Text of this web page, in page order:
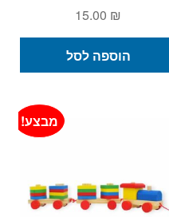
15.00 ₪
הוספה לסל
מבצע!